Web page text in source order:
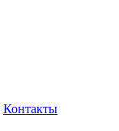
Контакты